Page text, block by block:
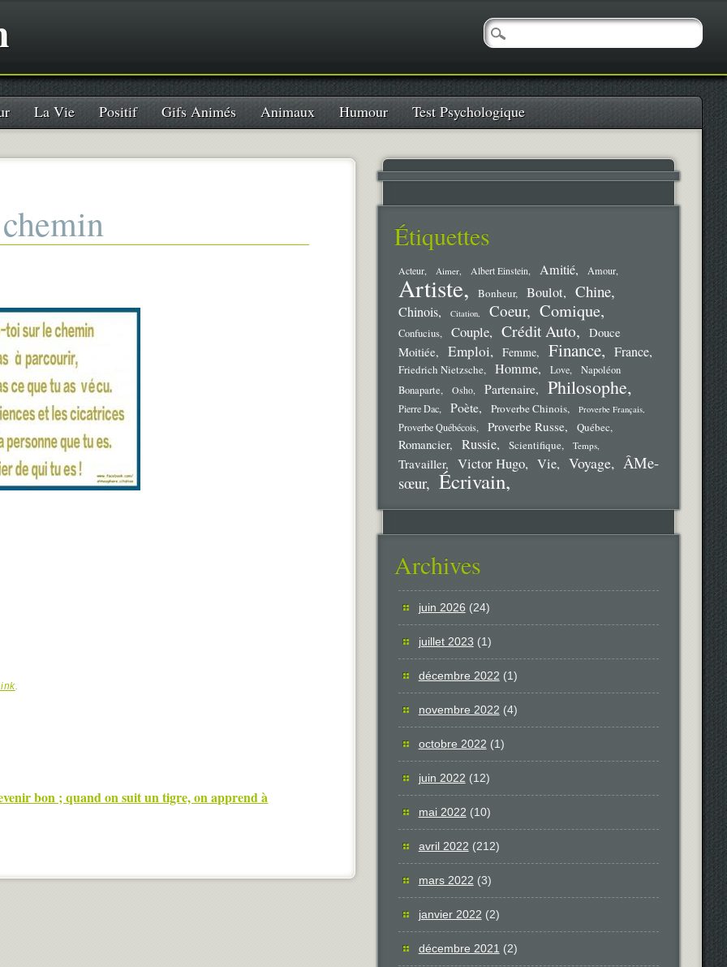
La Vie Positif Gifs Animés Animaux Humour Test Psychologique
.
bon ; quand on suit un tigre, on apprend à
Étiquettes
Acteur Aimer Albert Einstein Amitié Amour
Artiste Bonheur Boulot Chine
Chinois Citation Coeur Comique
Confucius Couple Crédit Auto
Douce
Moitiée
Emploi Femme Finance France
Friedrich Nietzsche Homme Love
Napoléon
Bonaparte
Osho Partenaire Philosophe
Pierre Dac Poète Proverbe Chinois Proverbe Français
Proverbe Québécois Proverbe Russe Québec
Romancier Russie Scientifique Temps
Travailler Victor Hugo Vie Voyage
ÂMe-
sœur
Écrivain
Archives
juin 2026 (24)
juillet 2023 (1)
décembre 2022 (1)
novembre 2022 (4)
octobre 2022 (1)
juin 2022 (12)
mai 2022 (10)
avril 2022 (212)
mars 2022 (3)
janvier 2022 (2)
décembre 2021 (2)